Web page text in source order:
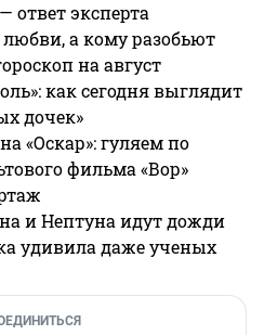
ответ эксперта
а кому разобьют
на август
как сегодня выглядит
дочек»
«Оскар»: гуляем по
фильма «Вор»
и Нептуна идут дожди
удивила даже ученых